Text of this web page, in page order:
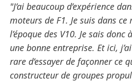
"J’ai beaucoup d’expérience
moteurs de F1. Je suis dans
l’époque des V10. Je sais donc
une bonne entreprise. Et ici,
rare d’essayer de façonner ce
constructeur de groupes